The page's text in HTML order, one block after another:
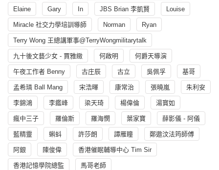
Elaine Gary In JBS Brian 李凱賢 Louise
Miracle 社交力學培訓導師 Norman Ryan
Terry Wong 王總講軍事@TerryWongmilitarytalk
九十後文藝少女 - 賈雅緻 何啟明 何爵天導演
午夜工作者 Benny 古庄辰 古立 吳佩孚 基哥
孟希璘 Ball Mang 宋浩暉 康常治 張曉嵐 朱利安
李錦鴻 李鑑峰 梁天琦 楊偉倫 湯寳如
瘋中三子 羅倫斯 羅海憫 葉家寶 薛影儀 - 阿儀
藍精靈 蝌蚪 許莎朗 譚雁瞳 鄭遨汶法筠師傅
阿銀 陳俊偉 香港催眠輔導中心 Tim Sir
香港記憶學院總監 馬哥老師